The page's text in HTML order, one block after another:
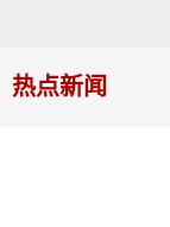
热点新闻